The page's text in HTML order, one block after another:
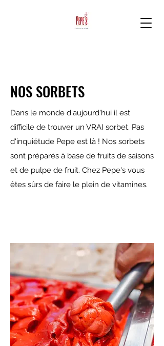
NOS SORBETS
Dans le monde d'aujourd'hui il est
difficile de trouver un VRAI sorbet. Pas
d'inquiétude Pepe est là ! Nos sorbets
sont préparés à base de fruits de saisons
et de pulpe de fruit. Chez Pepe's vous
êtes sûrs de faire le plein de vitamines.